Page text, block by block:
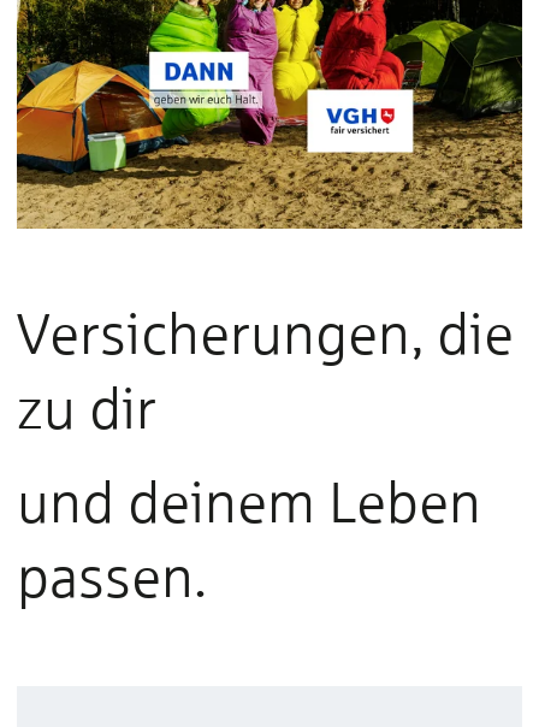
Versicherungen, die
zu dir
und deinem Leben
passen.